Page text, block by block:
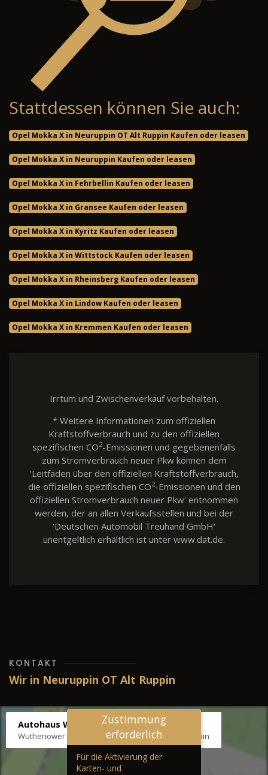
Stattdessen können Sie auch:
Opel Mokka X in Neuruppin OT Alt Ruppin Kaufen oder leasen
Opel Mokka X in Neuruppin Kaufen oder leasen
Opel Mokka X in Fehrbellin Kaufen oder leasen
Opel Mokka X in Gransee Kaufen oder leasen
Opel Mokka X in Kyritz Kaufen oder leasen
Opel Mokka X in Wittstock Kaufen oder leasen
Opel Mokka X in Rheinsberg Kaufen oder leasen
Opel Mokka X in Lindow Kaufen oder leasen
Opel Mokka X in Kremmen Kaufen oder leasen
Irrtum und Zwischenverkauf vorbehalten.
* Weitere Informationen zum offiziellen
Kraftstoffverbrauch und zu den offiziellen
spezifischen CO2-Emissionen und gegebenenfalls
zum Stromverbrauch neuer Pkw können dem
'Leitfaden über den offiziellen Kraftstoffverbrauch,
die offiziellen spezifischen CO2-Emissionen und den
offiziellen Stromverbrauch neuer Pkw' entnommen
werden, der an allen Verkaufsstellen und bei der
'Deutschen Automobil Treuhand GmbH'
unentgeltlich erhältlich ist unter www.dat.de.
KONTAKT
Wir in Neuruppin OT Alt Ruppin
Autohaus Wernicke
Wuthenower Str. 12b, 16827 Neuruppin OT Alt Ruppin
Zustimmung
erforderlich
Für die Aktivierung der
Karten- und